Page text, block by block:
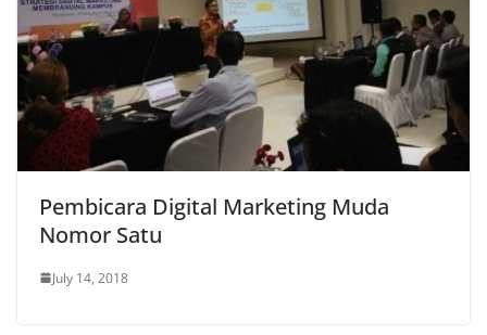
Pembicara Digital Marketing Muda
Nomor Satu
July 14, 2018